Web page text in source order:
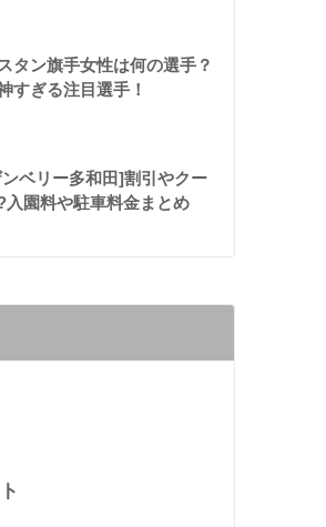
タン旗手女性は何の選手？
すぎる注目選手！
ベリー多和田]割引やクー
入園料や駐車料金まとめ